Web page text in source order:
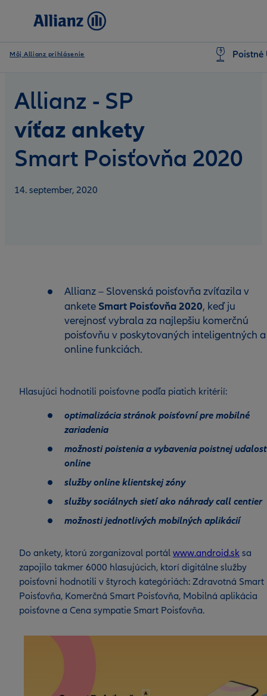
Môj Allianz prihlásenie Poistné
Allianz - SP
víťaz ankety
Smart Poisťovňa 2020
14. september, 2020
Allianz – Slovenská poisťovňa zvíťazila v
ankete Smart Poisťovňa 2020, keď ju
verejnosť vybrala za najlepšiu komerčnú
poisťovňu v poskytovaných inteligentných a
online funkciách.
Hlasujúci hodnotili poisťovne podľa piatich kritérií:
optimalizácia stránok poisťovní pre mobilné
zariadenia
možnosti poistenia a vybavenia poistnej
online
služby online klientskej zóny
služby sociálnych sietí ako náhrady call centier
možnosti jednotlivých mobilných aplikácií
Do ankety, ktorú zorganizoval portál www.android.sk sa
zapojilo takmer 6000 hlasujúcich, ktorí digitálne služby
poisťovni hodnotili v štyroch kategóriách: Zdravotná Smart
Poisťovňa, Komerčná Smart Poisťovňa, Mobilná aplikácia
poisťovne a Cena sympatie Smart Poisťovňa.